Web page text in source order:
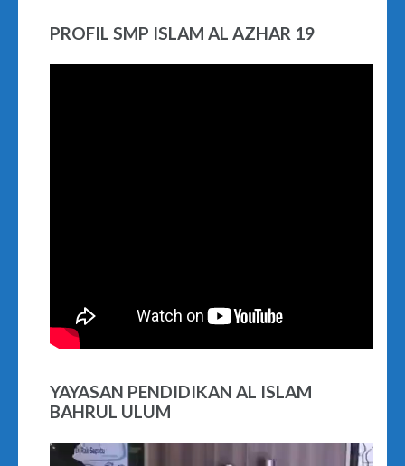
PROFIL SMP ISLAM AL AZHAR 19
YAYASAN PENDIDIKAN AL ISLAM
BAHRUL ULUM
Video